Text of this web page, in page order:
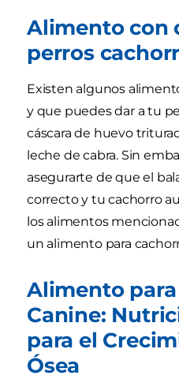
Alimento con
perros
Existen algunos
y que puedes dar a tu
cáscara de huevo
leche de cabra. Sin
asegurarte de que el
correcto y tu cachorro
los alimentos
un alimento para
Alimento para
Canine:
para el
Ósea